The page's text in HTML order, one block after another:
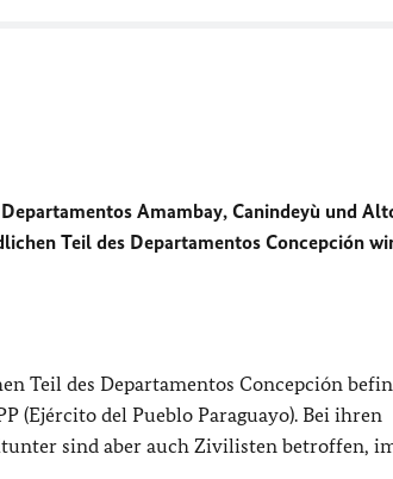
Amambay, Canindeyù und
Teil des Departamentos Concepción
Teil des Departamentos Concepción
(Ejército del Pueblo Paraguayo). Bei ihren
sind aber auch Zivilisten betroffen,